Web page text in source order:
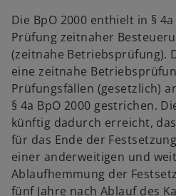
Die BpO 2000 enthielt in §
Prüfung zeitnaher
(zeitnahe Betriebsprüfung).
eine zeitnahe
Prüfungsfällen (gesetzlich)
§ 4a BpO 2000 gestrichen.
künftig dadurch erreicht,
für das Ende der
einer anderweitigen und
Ablaufhemmung der
fünf Jahre nach Ablauf des